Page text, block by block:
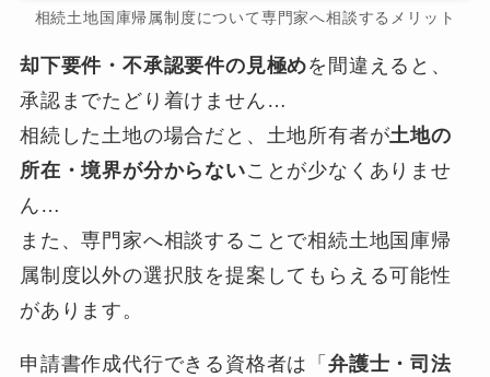
相続土地国庫帰属制度について専門家へ相談するメリット
却下要件・不承認要件の見極めを間違えると、
承認までたどり着けません…
相続した土地の場合だと、土地所有者が土地の
所在・境界が分からないことが少なくありませ
ん…
また、専門家へ相談することで相続土地国庫帰
属制度以外の選択肢を提案してもらえる可能性
があります。
申請書作成代行できる資格者は「弁護士・司法